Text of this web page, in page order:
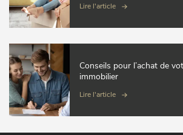
Lire l'article
Conseils pour l’achat de
immobilier
Lire l'article